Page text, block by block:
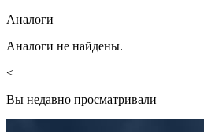
Аналоги
Аналоги не найдены.
<
Вы недавно просматривали